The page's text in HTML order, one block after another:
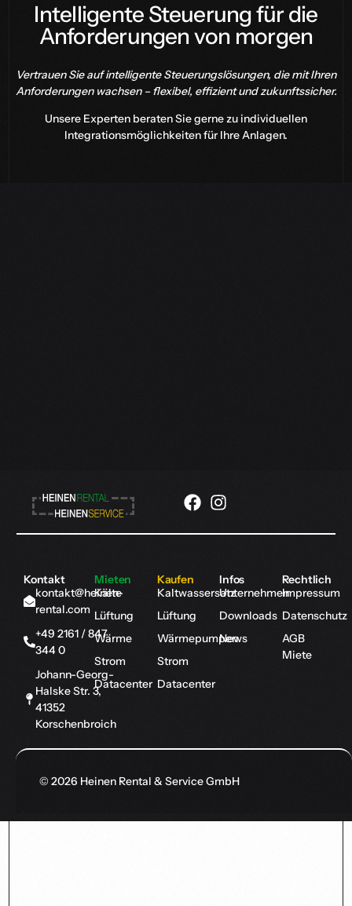
Intelligente Steuerung für die
Anforderungen von morgen
Vertrauen Sie auf intelligente Steuerungslösungen, die mit Ihren
Anforderungen wachsen – flexibel, effizient und zukunftssicher.
Unsere Experten beraten Sie gerne zu individuellen
Integrationsmöglichkeiten für Ihre Anlagen.
Kontakt
kontakt@heinen-
rental.com
+49 2161 / 847
344 0
Johann-Georg-
Halske Str. 3,
41352
Korschenbroich
Mieten
Kälte
Lüftung
Wärme
Strom
Datacenter
Kaufen
Kaltwassersatz
Lüftung
Wärmepumpen
Strom
Datacenter
Infos
Unternehmen
Downloads
News
Rechtlich
Impressum
Datenschutz
AGB
Miete
© 2026 Heinen Rental & Service GmbH